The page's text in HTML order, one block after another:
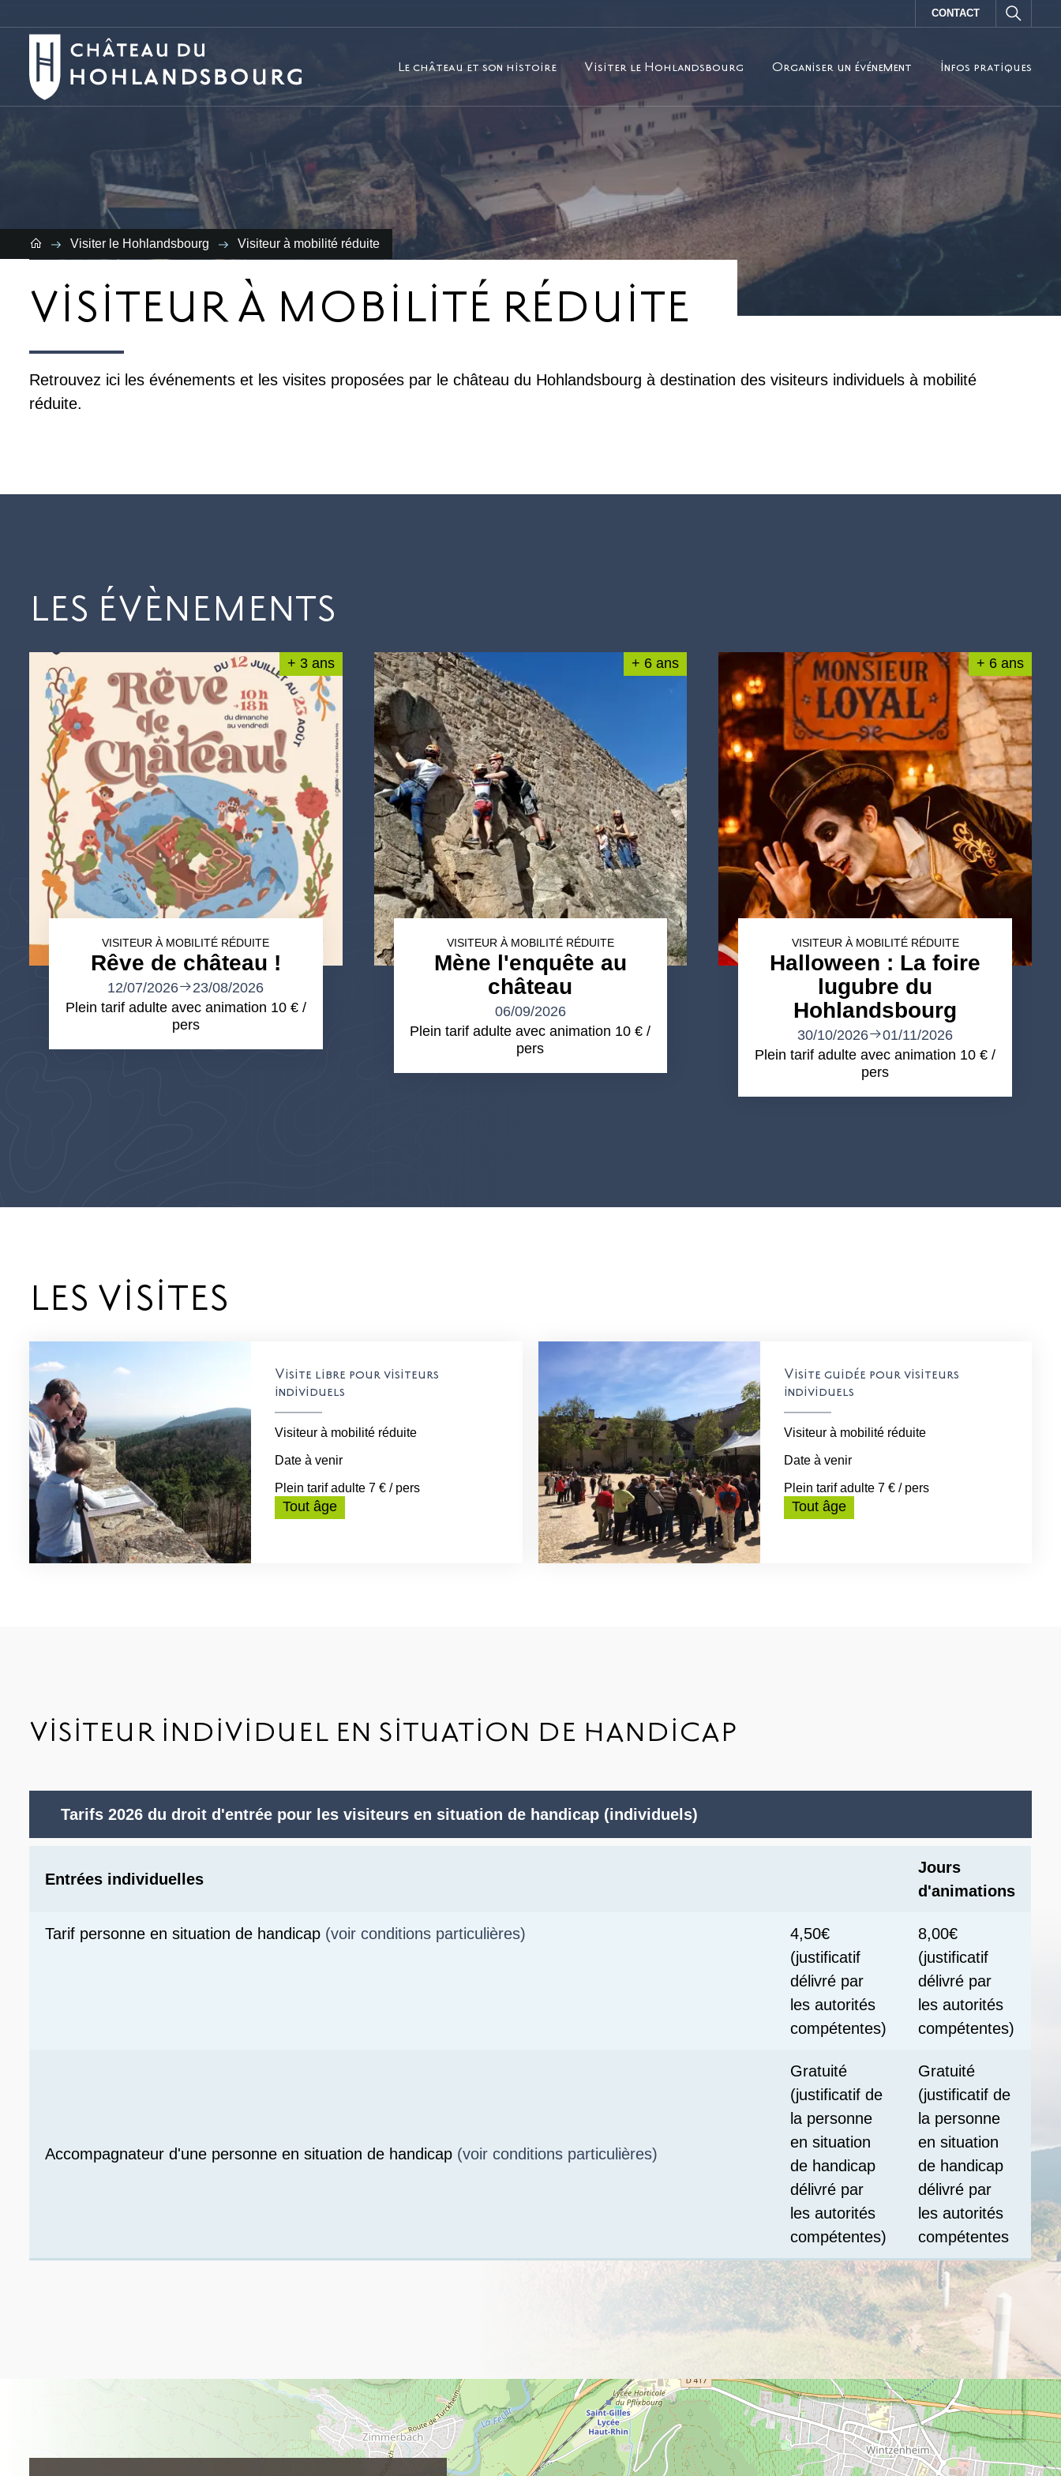
CONTACT
Le château et son histoire Visiter le Hohlandsbourg Organiser un événement Infos pratiques
Vousrecherchez ?
Visiter le Hohlandsbourg Visiteur à mobilité réduite
VISITEUR À MOBILITÉ RÉDUITE
Retrouvez ici les événements et les visites proposées par le château du Hohlandsbourg à destination des visiteurs individuels à mobilité
réduite.
LES ÉVÈNEMENTS
+ 3 ans
VISITEUR À MOBILITÉ RÉDUITE
Rêve de château !
12/07/2026
23/08/2026
Plein tarif adulte avec animation 10 € /
pers
+ 6 ans
VISITEUR À MOBILITÉ RÉDUITE
Mène l'enquête au
château
06/09/2026
Plein tarif adulte avec animation 10 € /
pers
+ 6 ans
VISITEUR À MOBILITÉ RÉDUITE
Halloween : La foire
lugubre du
Hohlandsbourg
30/10/2026
01/11/2026
Plein tarif adulte avec animation 10 € /
pers
LES VISITES
Visite libre pour visiteurs
individuels
Visiteur à mobilité réduite
Date à venir
Plein tarif adulte 7 € / pers
Tout âge
Visite guidée pour visiteurs
individuels
Visiteur à mobilité réduite
Date à venir
Plein tarif adulte 7 € / pers
Tout âge
VISITEUR INDIVIDUEL EN SITUATION DE HANDICAP
Tarifs 2026 du droit d'entrée pour les visiteurs en situation de handicap (individuels)
Entrées individuelles
Jours
d'animations
Tarif personne en situation de handicap (voir conditions particulières)
4,50€
(justificatif
délivré par
les autorités
compétentes)
8,00€
(justificatif
délivré par
les autorités
compétentes)
Accompagnateur d'une personne en situation de handicap (voir conditions particulières)
Gratuité
(justificatif de
la personne
en situation
de handicap
délivré par
les autorités
compétentes)
Gratuité
(justificatif de
la personne
en situation
de handicap
délivré par
les autorités
compétentes